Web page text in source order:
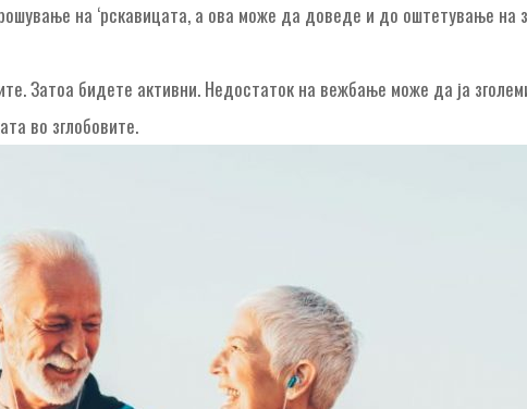
на ‘рскавицата, а ова може да доведе и до оштетување на
Затоа бидете активни. Недостаток на вежбање може да ја
во зглобовите.